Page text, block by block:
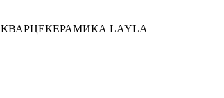
КВАРЦЕКЕРАМИКА LAYLA